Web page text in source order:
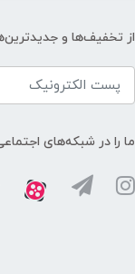
از تخفیف‌ها و
ما را در شبکه‌های